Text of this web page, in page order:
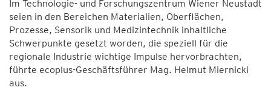
Im Technologie- und Forschungszentrum Wiener Neustadt
seien in den Bereichen Materialien, Oberflächen,
Prozesse, Sensorik und Medizintechnik inhaltliche
Schwerpunkte gesetzt worden, die speziell für die
regionale Industrie wichtige Impulse hervorbrachten,
führte ecoplus-Geschäftsführer Mag. Helmut Miernicki
aus.